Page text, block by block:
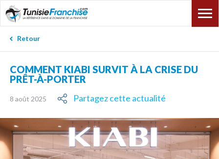
Retour
COMMENT KIABI SURVIT À LA CRISE DU
PRÊT-À-PORTER
8 août 2025 Partagez cette actualité